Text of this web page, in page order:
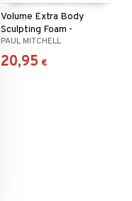
Volume Extra Body
Sculpting Foam -
Thickening Foam
PAUL MITCHELL
20,95 €